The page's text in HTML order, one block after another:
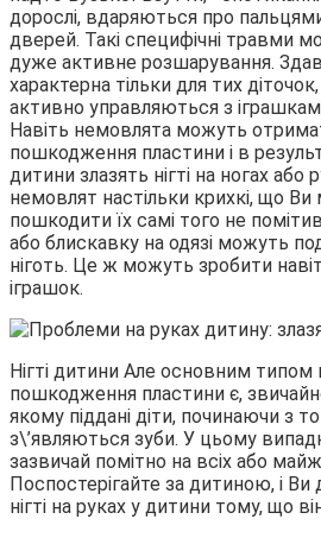
дорослі, вдаряються про
дверей. Такі специфічні травми
дуже активне розшарування.
характерна тільки для тих
активно управляються з
Навіть немовлята можуть
пошкодження пластини і в
дитини злазять нігті на ногах або
немовлят настільки крихкі, що
пошкодити їх самі того не
або блискавку на одязі можуть
ніготь. Це ж можуть зробити
іграшок.
Нігті дитини Але основним типом
пошкодження пластини є,
якому піддані діти, починаючи з
з\’являються зуби. У цьому
зазвичай помітно на всіх або
Поспостерігайте за дитиною, і Ви
нігті на руках у дитини тому, що